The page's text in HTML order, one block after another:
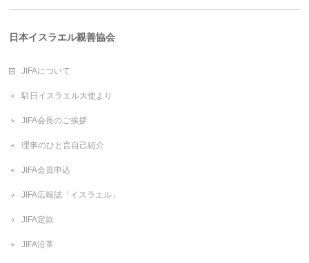
日本イスラエル親善協会
JIFAについて
駐日イスラエル大使より
JIFA会長のご挨拶
理事のひと言自己紹介
JIFA会員申込
JIFA広報誌「イスラエル」
JIFA定款
JIFA沿革